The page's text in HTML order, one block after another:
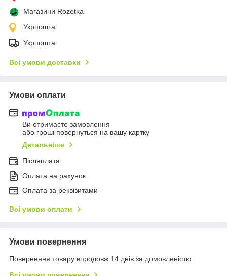
Магазини Rozetka
Укрпошта
Укрпошта
Всі умови доставки
Умови оплати
Ви отримаєте замовлення
або гроші повернуться на вашу картку
Детальніше
Післяплата
Оплата на рахунок
Оплата за реквізитами
Всі умови оплати
Умови повернення
Повернення товару впродовж 14 днів за домовленістю